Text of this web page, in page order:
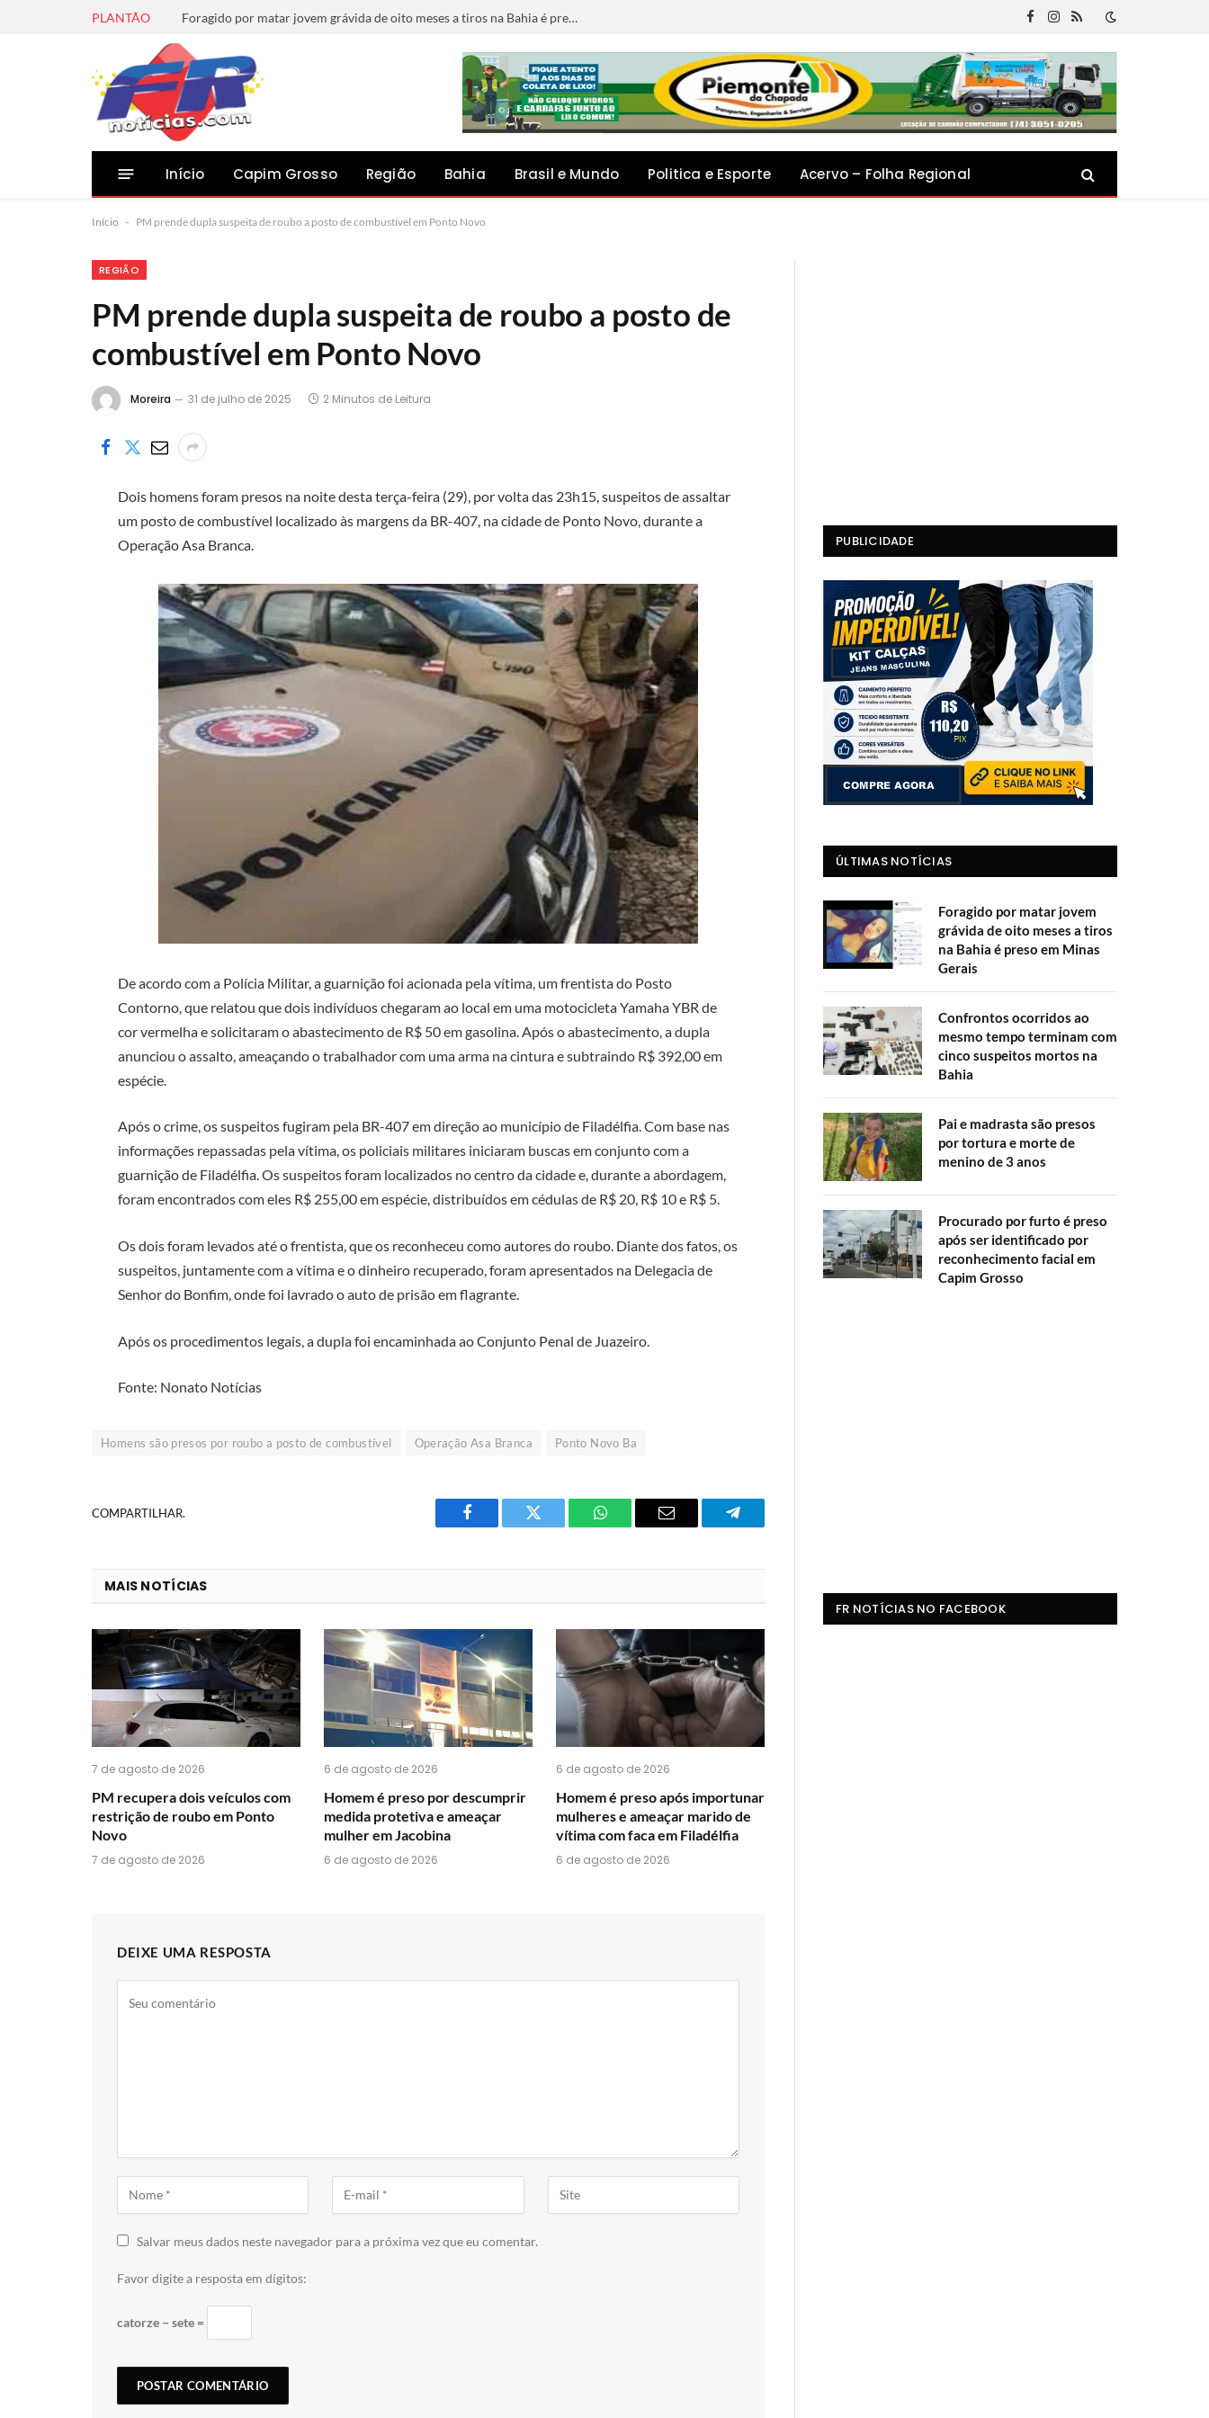
PLANTÃO Foragido por matar jovem grávida de oito meses a tiros na Bahia é preso em Minas Gerais
Facebook
Instagram
RSS
Início Capim Grosso Região Bahia Brasil e Mundo Politica e Esporte Acervo – Folha Regional
Início - PM prende dupla suspeita de roubo a posto de combustível em Ponto Novo
REGIÃO
PM prende dupla suspeita de roubo a posto de
combustível em Ponto Novo
Moreira 31 de julho de 2025 2 Minutos de Leitura
Dois homens foram presos na noite desta terça-feira (29), por volta das 23h15, suspeitos de assaltar
um posto de combustível localizado às margens da BR-407, na cidade de Ponto Novo, durante a
Operação Asa Branca.
De acordo com a Polícia Militar, a guarnição foi acionada pela vítima, um frentista do Posto
Contorno, que relatou que dois indivíduos chegaram ao local em uma motocicleta Yamaha YBR de
cor vermelha e solicitaram o abastecimento de R$ 50 em gasolina. Após o abastecimento, a dupla
anunciou o assalto, ameaçando o trabalhador com uma arma na cintura e subtraindo R$ 392,00 em
espécie.
Após o crime, os suspeitos fugiram pela BR-407 em direção ao município de Filadélfia. Com base nas
informações repassadas pela vítima, os policiais militares iniciaram buscas em conjunto com a
guarnição de Filadélfia. Os suspeitos foram localizados no centro da cidade e, durante a abordagem,
foram encontrados com eles R$ 255,00 em espécie, distribuídos em cédulas de R$ 20, R$ 10 e R$ 5.
Os dois foram levados até o frentista, que os reconheceu como autores do roubo. Diante dos fatos, os
suspeitos, juntamente com a vítima e o dinheiro recuperado, foram apresentados na Delegacia de
Senhor do Bonfim, onde foi lavrado o auto de prisão em flagrante.
Após os procedimentos legais, a dupla foi encaminhada ao Conjunto Penal de Juazeiro.
Fonte: Nonato Notícias
Homens são presos por roubo a posto de combustível Operação Asa Branca Ponto Novo Ba
COMPARTILHAR.
Facebook Twitter
O
do
WhatsApp?
E-
Telegrama
MAIS NOTÍCIAS
7 de agosto de 2026
PM recupera dois veículos com
restrição de roubo em Ponto
Novo
7 de agosto de 2026
6 de agosto de 2026
Homem é preso por descumprir
medida protetiva e ameaçar
mulher em Jacobina
6 de agosto de 2026
6 de agosto de 2026
Homem é preso após importunar
mulheres e ameaçar marido de
vítima com faca em Filadélfia
6 de agosto de 2026
DEIXE UMA RESPOSTA
Salvar meus dados neste navegador para a próxima vez que eu comentar.
Favor digite a resposta em dígitos:
catorze − sete =
PUBLICIDADE
ÚLTIMAS NOTÍCIAS
Foragido por matar jovem
grávida de oito meses a tiros
na Bahia é preso em Minas
Gerais
Confrontos ocorridos ao
mesmo tempo terminam com
cinco suspeitos mortos na
Bahia
Pai e madrasta são presos
por tortura e morte de
menino de 3 anos
Procurado por furto é preso
após ser identificado por
reconhecimento facial em
Capim Grosso
FR NOTÍCIAS NO FACEBOOK